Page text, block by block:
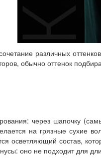
различных
обычно оттенок
через шапочку
на грязные сухие
осветляющий состав,
оно не подходит для